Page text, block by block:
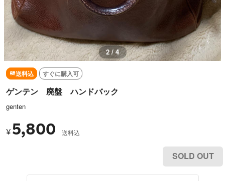
2 / 4
送料込 すぐに購入可
ゲンテン 廃盤 ハンドバック
genten
¥ 5,800 送料込
SOLD OUT